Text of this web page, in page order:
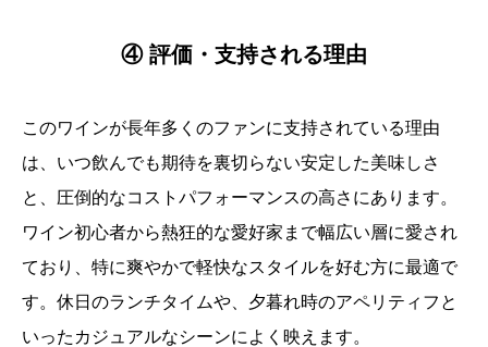
④ 評価・支持される理由
このワインが長年多くのファンに支持されている理由
は、いつ飲んでも期待を裏切らない安定した美味しさ
と、圧倒的なコストパフォーマンスの高さにあります。
ワイン初心者から熱狂的な愛好家まで幅広い層に愛され
ており、特に爽やかで軽快なスタイルを好む方に最適で
す。休日のランチタイムや、夕暮れ時のアペリティフと
いったカジュアルなシーンによく映えます。